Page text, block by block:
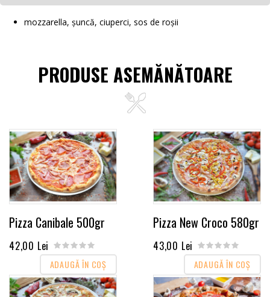
mozzarella, șuncă, ciuperci, sos de roșii
PRODUSE ASEMĂNĂTOARE
Pizza Canibale 500gr
42,00 Lei
ADAUGĂ ÎN COŞ
Pizza New Croco 580gr
43,00 Lei
ADAUGĂ ÎN COŞ